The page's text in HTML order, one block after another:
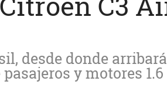
desde donde
y motores 1.6